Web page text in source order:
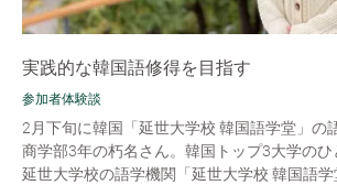
実践的な韓国語修得を目指す
参加者体験談
2月下旬に韓国「延世大学校 韓国語学堂」の
商学部3年の朽名さん。韓国トップ3大学のひ
延世大学校の語学機関「延世大学校 韓国語